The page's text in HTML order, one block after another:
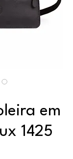
em
1425